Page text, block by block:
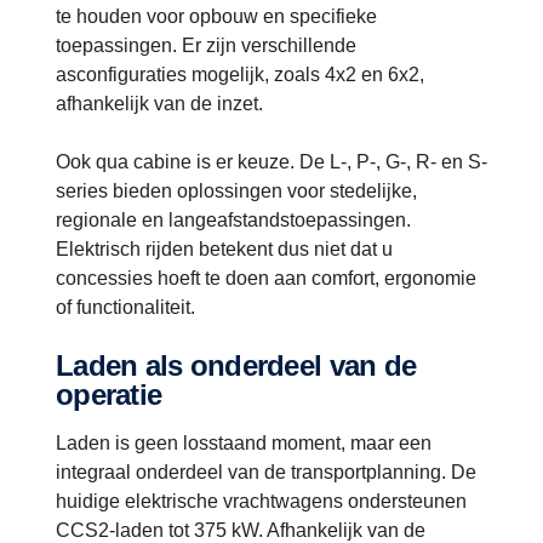
te houden voor opbouw en specifieke
toepassingen. Er zijn verschillende
asconfiguraties mogelijk, zoals 4x2 en 6x2,
afhankelijk van de inzet.
Ook qua cabine is er keuze. De L-, P-, G-, R- en S-
series bieden oplossingen voor stedelijke,
regionale en langeafstandstoepassingen.
Elektrisch rijden betekent dus niet dat u
concessies hoeft te doen aan comfort, ergonomie
of functionaliteit.
Laden als onderdeel van de
operatie
Laden is geen losstaand moment, maar een
integraal onderdeel van de transportplanning. De
huidige elektrische vrachtwagens ondersteunen
CCS2-laden tot 375 kW. Afhankelijk van de